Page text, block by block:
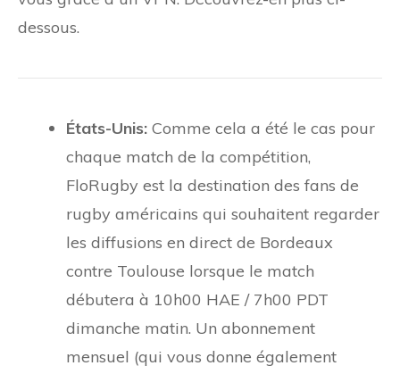
dessous.
États-Unis: Comme cela a été le cas pour
chaque match de la compétition,
FloRugby est la destination des fans de
rugby américains qui souhaitent regarder
les diffusions en direct de Bordeaux
contre Toulouse lorsque le match
débutera à 10h00 HAE / 7h00 PDT
dimanche matin. Un abonnement
mensuel (qui vous donne également